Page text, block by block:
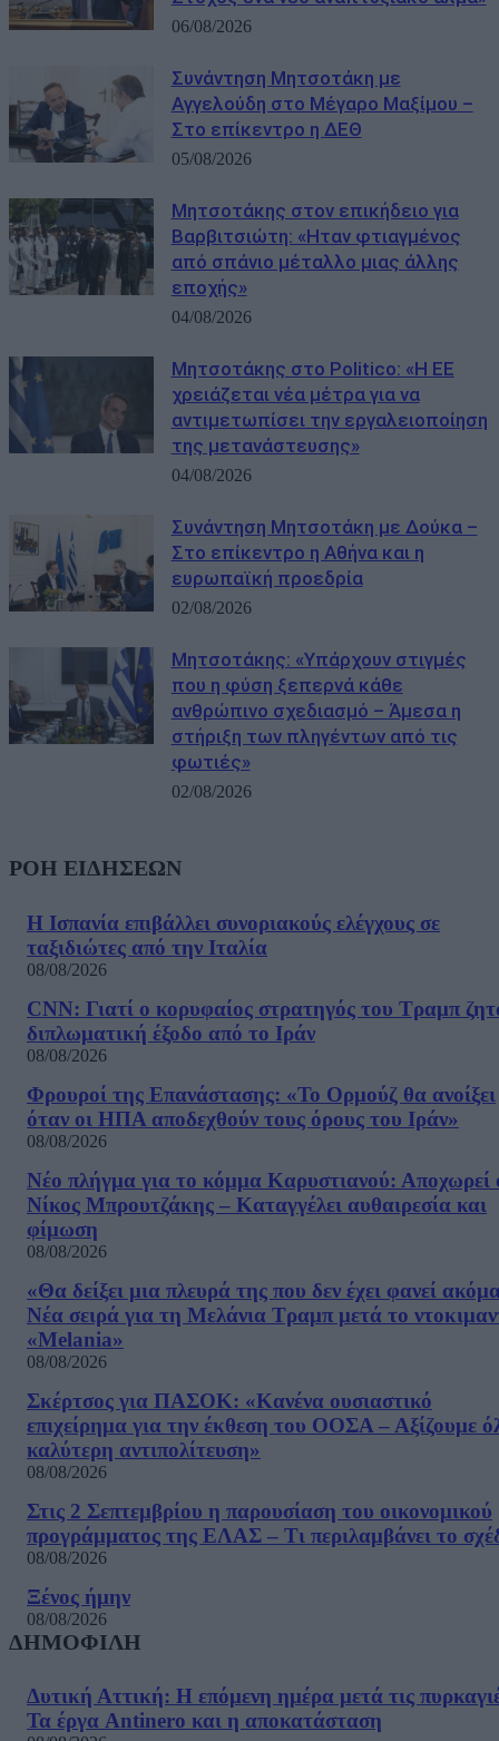
06/08/2026
Συνάντηση Μητσοτάκη με
Αγγελούδη στο Μέγαρο Μαξίμου –
Στο επίκεντρο η ΔΕΘ
05/08/2026
Μητσοτάκης στον επικήδειο για
Βαρβιτσιώτη: «Ηταν φτιαγμένος
από σπάνιο μέταλλο μιας άλλης
εποχής»
04/08/2026
Μητσοτάκης στο Politico: «Η ΕΕ
χρειάζεται νέα μέτρα για να
αντιμετωπίσει την εργαλειοποίηση
της μετανάστευσης»
04/08/2026
Συνάντηση Μητσοτάκη με Δούκα –
Στο επίκεντρο η Αθήνα και η
ευρωπαϊκή προεδρία
02/08/2026
Μητσοτάκης: «Υπάρχουν στιγμές
που η φύση ξεπερνά κάθε
ανθρώπινο σχεδιασμό – Άμεσα η
στήριξη των πληγέντων από τις
φωτιές»
02/08/2026
ΡΟΗ ΕΙΔΗΣΕΩΝ
Η Ισπανία επιβάλλει συνοριακούς ελέγχους σε
ταξιδιώτες από την Ιταλία
08/08/2026
CNN: Γιατί ο κορυφαίος στρατηγός του Τραμπ
διπλωματική έξοδο από το Ιράν
08/08/2026
Φρουροί της Επανάστασης: «Το Ορμούζ θα ανοίξει
όταν οι ΗΠΑ αποδεχθούν τους όρους του Ιράν»
08/08/2026
Νέο πλήγμα για το κόμμα Καρυστιανού: Αποχωρεί
Νίκος Μπρουτζάκης – Καταγγέλει αυθαιρεσία και
φίμωση
08/08/2026
«Θα δείξει μια πλευρά της που δεν έχει φανεί
Νέα σειρά για τη Μελάνια Τραμπ μετά το
«Melania»
08/08/2026
Σκέρτσος για ΠΑΣΟΚ: «Κανένα ουσιαστικό
επιχείρημα για την έκθεση του ΟΟΣΑ – Αξίζουμε
καλύτερη αντιπολίτευση»
08/08/2026
Στις 2 Σεπτεμβρίου η παρουσίαση του οικονομικού
προγράμματος της ΕΛΑΣ – Τι περιλαμβάνει το
08/08/2026
Ξένος ήμην
08/08/2026
ΔΗΜΟΦΙΛΗ
Δυτική Αττική: Η επόμενη ημέρα μετά τις
Τα έργα Antinero και η αποκατάσταση